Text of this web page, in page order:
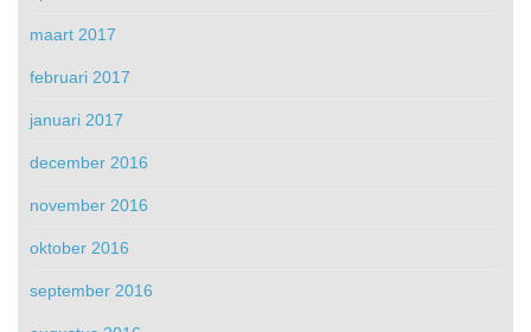
maart 2017
februari 2017
januari 2017
december 2016
november 2016
oktober 2016
september 2016